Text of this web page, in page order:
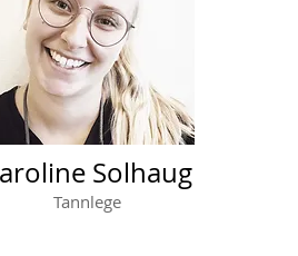
Solhaug
Tannlege